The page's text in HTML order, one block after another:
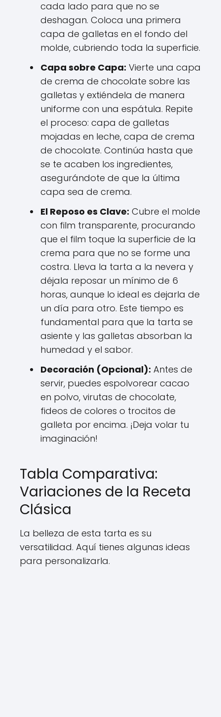
cada lado para que no se
deshagan. Coloca una primera
capa de galletas en el fondo del
molde, cubriendo toda la superficie.
Capa sobre Capa: Vierte una capa
de crema de chocolate sobre las
galletas y extiéndela de manera
uniforme con una espátula. Repite
el proceso: capa de galletas
mojadas en leche, capa de crema
de chocolate. Continúa hasta que
se te acaben los ingredientes,
asegurándote de que la última
capa sea de crema.
El Reposo es Clave: Cubre el molde
con film transparente, procurando
que el film toque la superficie de la
crema para que no se forme una
costra. Lleva la tarta a la nevera y
déjala reposar un mínimo de 6
horas, aunque lo ideal es dejarla de
un día para otro. Este tiempo es
fundamental para que la tarta se
asiente y las galletas absorban la
humedad y el sabor.
Decoración (Opcional): Antes de
servir, puedes espolvorear cacao
en polvo, virutas de chocolate,
fideos de colores o trocitos de
galleta por encima. ¡Deja volar tu
imaginación!
Tabla Comparativa:
Variaciones de la Receta
Clásica
La belleza de esta tarta es su
versatilidad. Aquí tienes algunas ideas
para personalizarla.